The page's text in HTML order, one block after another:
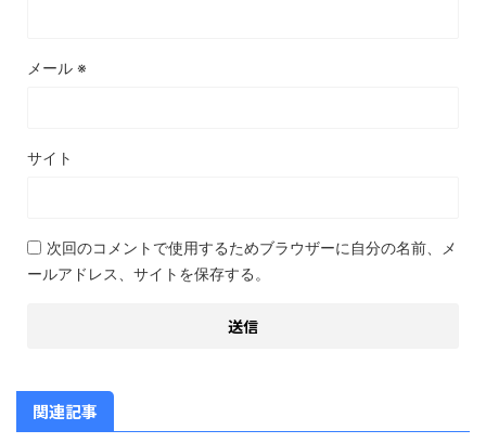
メール ※
サイト
次回のコメントで使用するためブラウザーに自分の名前、メ
ールアドレス、サイトを保存する。
関連記事